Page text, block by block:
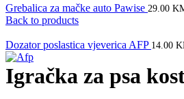
Grebalica za mačke auto Pawise 29.00
Back to products
Dozator poslastica vjeverica AFP 14.00
Igračka za psa